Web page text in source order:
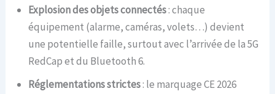
Explosion des objets connectés: chaque
équipement (alarme, caméras, volets…) devient
une potentielle faille, surtout avec l’arrivée de la 5G
RedCap et du Bluetooth 6.
Réglementations strictes: le marquage CE 2026